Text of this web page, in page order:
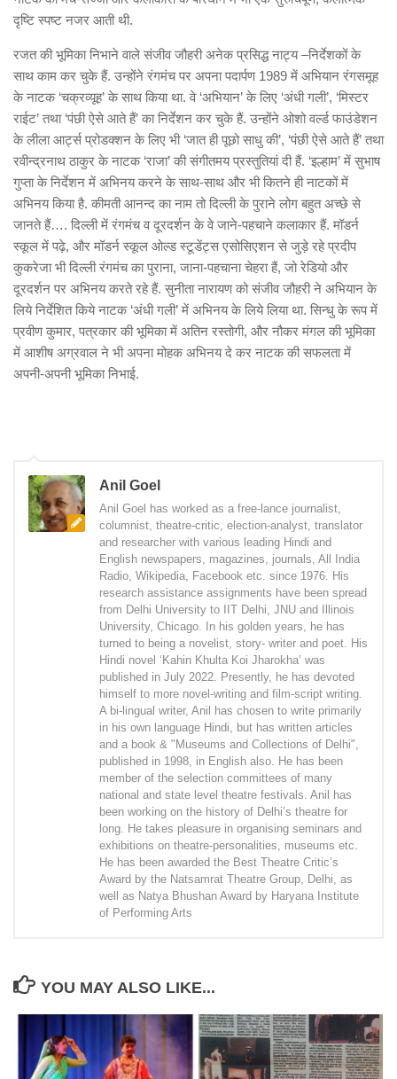
दृष्टि स्पष्ट नजर आती थी.
रजत की भूमिका निभाने वाले संजीव जौहरी अनेक प्रसिद्ध नाट्य –निर्देशकों के
साथ काम कर चुके हैं. उन्होंने रंगमंच पर अपना पदार्पण 1989 में अभियान रंगसमूह
के नाटक ‘चक्रव्यूह’ के साथ किया था. वे ‘अभियान’ के लिए ‘अंधी गली’, ‘मिस्टर
राईट’ तथा ‘पंछी ऐसे आते हैं’ का निर्देशन कर चुके हैं. उन्होंने ओशो वर्ल्ड फाउंडेशन
के लीला आर्ट्स प्रोडक्शन के लिए भी ‘जात ही पूछो साधु की’, ‘पंछी ऐसे आते हैं’ तथा
रवीन्द्रनाथ ठाकुर के नाटक ‘राजा’ की संगीतमय प्रस्तुतियां दी हैं. ‘इल्हाम’ में सुभाष
गुप्ता के निर्देशन में अभिनय करने के साथ-साथ और भी कितने ही नाटकों में
अभिनय किया है. कीमती आनन्द का नाम तो दिल्ली के पुराने लोग बहुत अच्छे से
जानते हैं…. दिल्ली में रंगमंच व दूरदर्शन के वे जाने-पहचाने कलाकार हैं. मॉडर्न
स्कूल में पढ़े, और मॉडर्न स्कूल ओल्ड स्टूडेंट्स एसोसिएशन से जुड़े रहे प्रदीप
कुकरेजा भी दिल्ली रंगमंच का पुराना, जाना-पहचाना चेहरा हैं, जो रेडियो और
दूरदर्शन पर अभिनय करते रहे हैं. सुनीता नारायण को संजीव जौहरी ने अभियान के
लिये निर्देशित किये नाटक ‘अंधी गली’ में अभिनय के लिये लिया था. सिन्धु के रूप में
प्रवीण कुमार, पत्रकार की भूमिका में अतिन रस्तोगी, और नौकर मंगल की भूमिका
में आशीष अग्रवाल ने भी अपना मोहक अभिनय दे कर नाटक की सफलता में
अपनी-अपनी भूमिका निभाई.
Anil Goel
Anil Goel has worked as a free-lance journalist,
columnist, theatre-critic, election-analyst, translator
and researcher with various leading Hindi and
English newspapers, magazines, journals, All India
Radio, Wikipedia, Facebook etc. since 1976. His
research assistance assignments have been spread
from Delhi University to IIT Delhi, JNU and Illinois
University, Chicago. In his golden years, he has
turned to being a novelist, story- writer and poet. His
Hindi novel ‘Kahin Khulta Koi Jharokha’ was
published in July 2022. Presently, he has devoted
himself to more novel-writing and film-script writing.
A bi-lingual writer, Anil has chosen to write primarily
in his own language Hindi, but has written articles
and a book & "Museums and Collections of Delhi",
published in 1998, in English also. He has been
member of the selection committees of many
national and state level theatre festivals. Anil has
been working on the history of Delhi’s theatre for
long. He takes pleasure in organising seminars and
exhibitions on theatre-personalities, museums etc.
He has been awarded the Best Theatre Critic’s
Award by the Natsamrat Theatre Group, Delhi, as
well as Natya Bhushan Award by Haryana Institute
of Performing Arts
YOU MAY ALSO LIKE...